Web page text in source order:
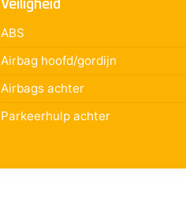
Veiligheid
ABS
Airbag hoofd/gordijn
Airbags achter
Parkeerhulp achter